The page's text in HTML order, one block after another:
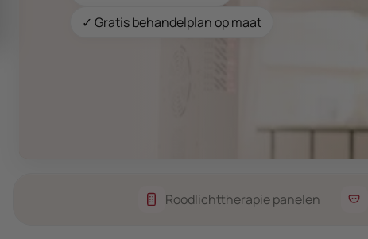
✓ Gratis behandelplan op maat
Roodlichttherapie panelen